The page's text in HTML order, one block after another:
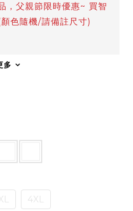
，父親節限時優惠~ 買智
色隨機/請備註尺寸)
多
4XL